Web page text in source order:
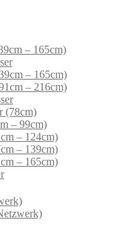
– 165cm)
– 165cm)
– 216cm)
(78cm)
– 99cm)
– 124cm)
– 139cm)
– 165cm)